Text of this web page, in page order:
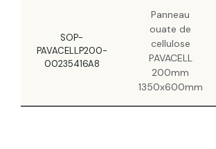
SOP-
PAVACELLP200-
00235416A8
Panneau
ouate de
cellulose
PAVACELL
200mm
1350x600mm